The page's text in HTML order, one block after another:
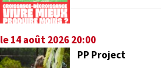
le 14 août 2026 20:00
PP Project